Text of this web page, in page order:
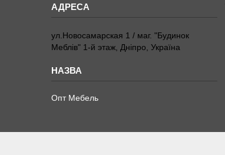
ул.Новосамарская 1 / маг. "Будинок
Меблiв" 1-й этаж, Дніпро, Україна
Опт Мебель